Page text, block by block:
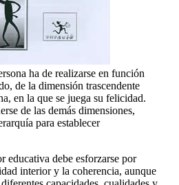
ha de realizarse en función
de la dimensión trascendente
en la que se juega su felicidad.
de las demás dimensiones,
para establecer
educativa debe esforzarse por
interior y la coherencia, aunque